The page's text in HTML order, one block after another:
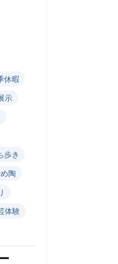
休暇
示
歩き
陶
体験